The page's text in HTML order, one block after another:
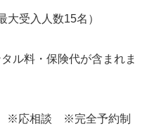
受入人数15名）
ル料・保険代が含まれま
※応相談 ※完全予約制